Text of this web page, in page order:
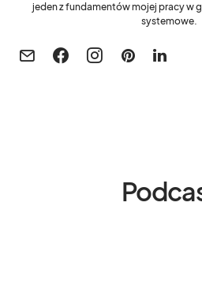
jeden z fundamentów mojej pracy w
systemowe.